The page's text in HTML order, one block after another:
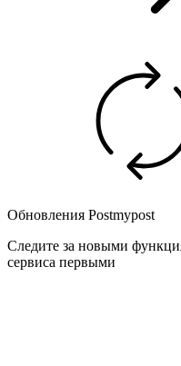
Обновления Postmypost
Следите за новыми
сервиса первыми